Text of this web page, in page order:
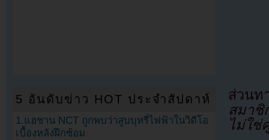
ส่วนท
สมาชิ
ไม่ใช่
5 อันดับข่าว HOT ประจำสัปดาห์
1.แฮชาน NCT ถูกพบว่าสูบบุหรี่ไฟฟ้าในวิดีโอ
เบื้องหลังฝึกซ้อม